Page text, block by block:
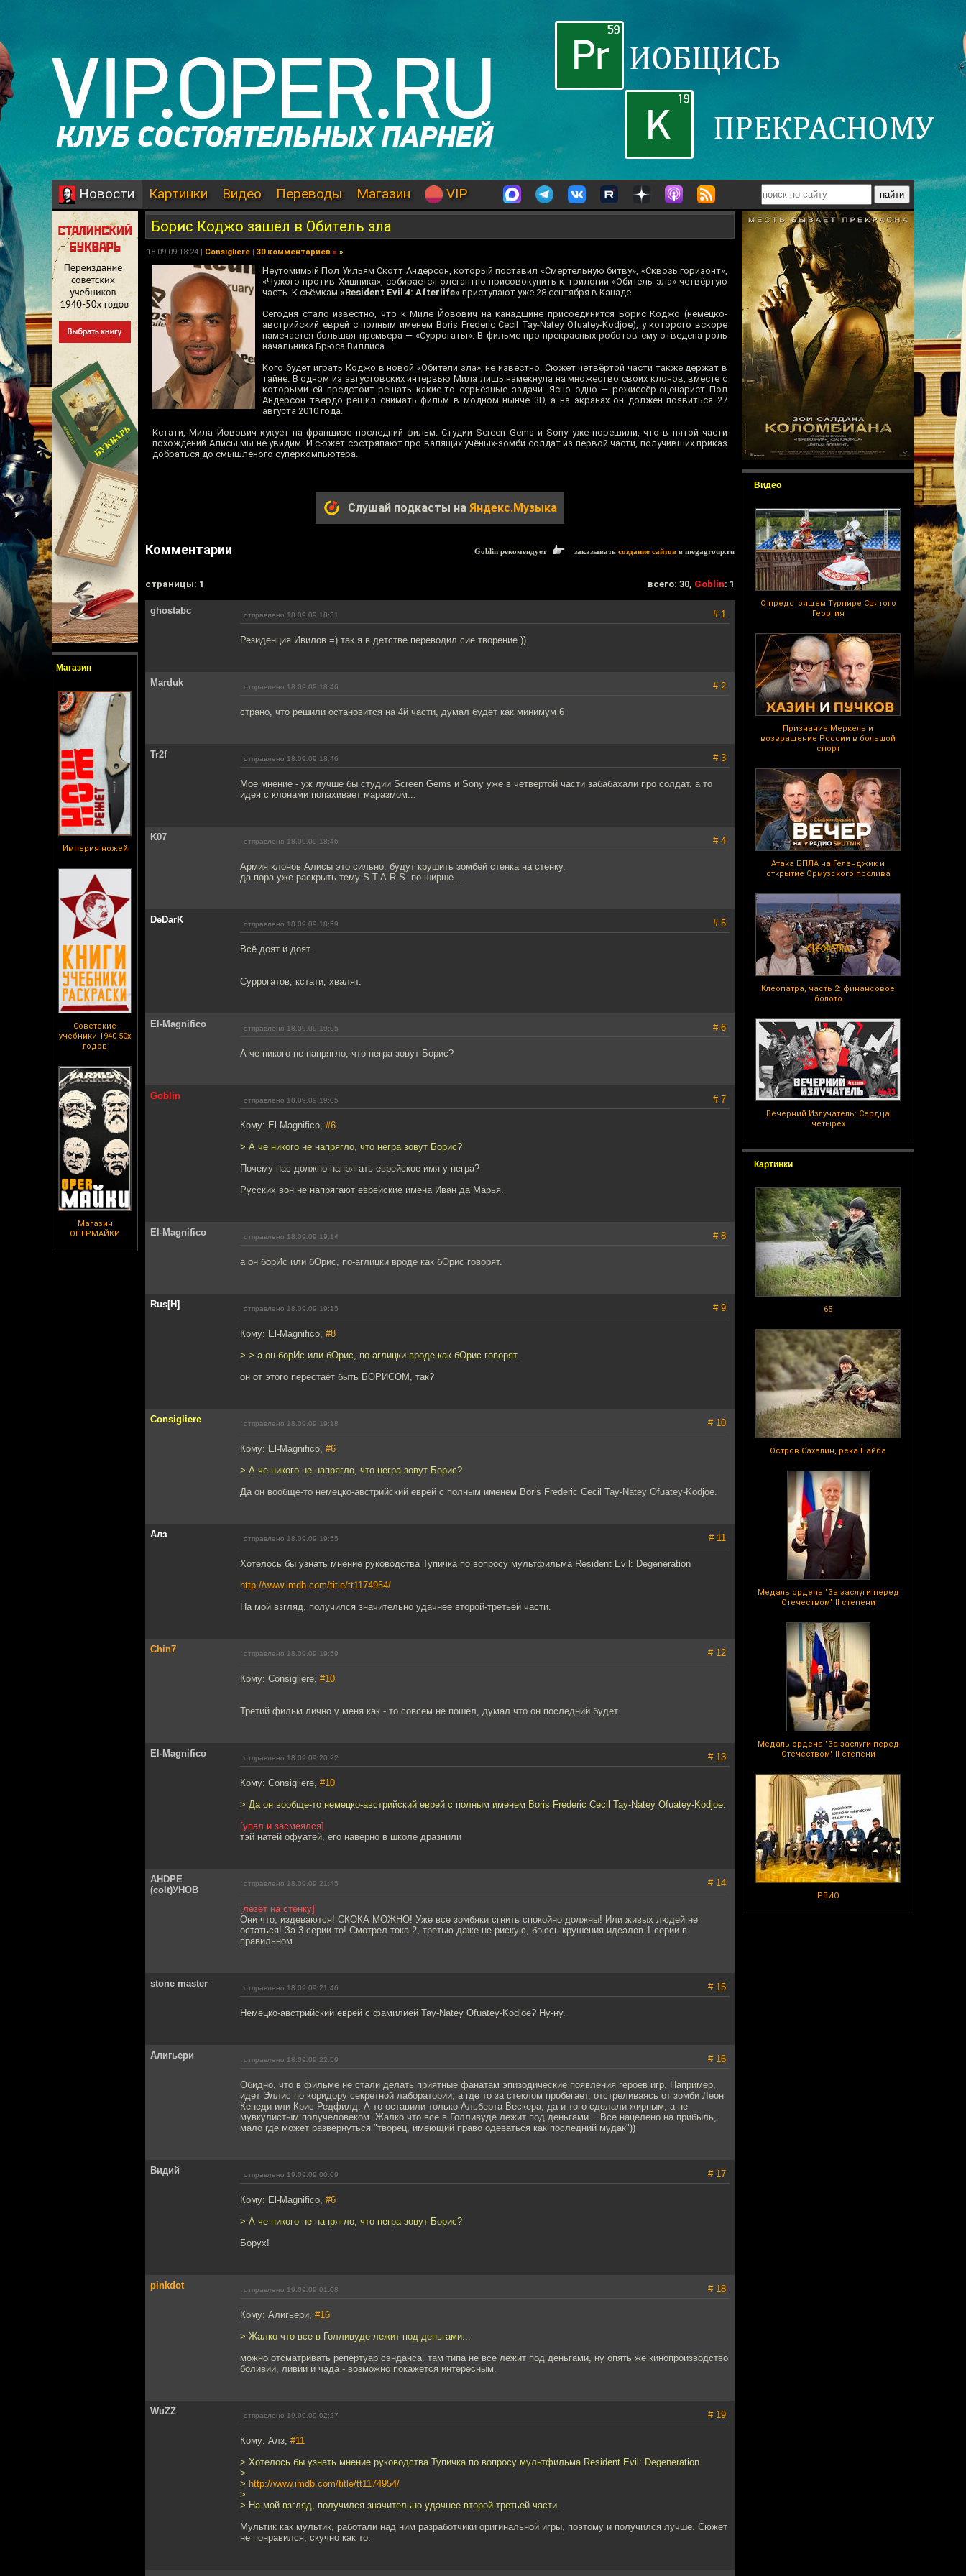
Новости Картинки Видео Переводы Магазин VIP
Магазин
Империя ножей
Советские
учебники 1940-50х
годов
Магазин
ОПЕРМАЙКИ
Видео
О предстоящем Турнире Святого
Георгия
Признание Меркель и
возвращение России в большой
спорт
Атака БПЛА на Геленджик и
открытие Ормузского пролива
Клеопатра, часть 2: финансовое
болото
Вечерний Излучатель: Сердца
четырех
Картинки
65
Остров Сахалин, река Найба
Медаль ордена "За заслуги перед
Отечеством" II степени
Медаль ордена "За заслуги перед
Отечеством" II степени
РВИО
Борис Коджо зашёл в Обитель зла
18.09.09 18:24 | Consigliere | 30 комментариев » »
Неутомимый Пол Уильям Скотт Андерсон, который поставил «Смертельную битву», «Сквозь горизонт»,
«Чужого против Хищника», собирается элегантно присовокупить к трилогии «Обитель зла» четвёртую
часть. К съёмкам «Resident Evil 4: Afterlife» приступают уже 28 сентября в Канаде.
Сегодня стало известно, что к Миле Йовович на канадщине присоединится Борис Коджо (немецко-
австрийский еврей с полным именем Boris Frederic Cecil Tay-Natey Ofuatey-Kodjoe), у которого вскоре
намечается большая премьера — «Суррогаты». В фильме про прекрасных роботов ему отведена роль
начальника Брюса Виллиса.
Кого будет играть Коджо в новой «Обители зла», не известно. Сюжет четвёртой части также держат в
тайне. В одном из августовских интервью Мила лишь намекнула на множество своих клонов, вместе с
которыми ей предстоит решать какие-то серьёзные задачи. Ясно одно — режиссёр-сценарист Пол
Андерсон твёрдо решил снимать фильм в модном нынче 3D, а на экранах он должен появиться 27
августа 2010 года.
Кстати, Мила Йовович кукует на франшизе последний фильм. Студии Screen Gems и Sony уже порешили, что в пятой части
похождений Алисы мы не увидим. И сюжет состряпают про валящих учёных-зомби солдат из первой части, получивших приказ
добраться до смышлёного суперкомпьютера.
Слушай подкасты на Яндекс.Музыка
Комментарии Goblin рекомендует заказывать создание сайтов в megagroup.ru
cтраницы: 1 всего: 30, Goblin: 1
ghostabc отправлено 18.09.09 18:31 # 1
Резиденция Ивилов =) так я в детстве переводил сие творение ))
Marduk отправлено 18.09.09 18:46 # 2
страно, что решили остановится на 4й части, думал будет как минимум 6
Tr2f отправлено 18.09.09 18:46 # 3
Мое мнение - уж лучше бы студии Screen Gems и Sony уже в четвертой части забабахали про солдат, а то
идея с клонами попахивает маразмом...
K07 отправлено 18.09.09 18:46 # 4
Армия клонов Алисы это сильно. будут крушить зомбей стенка на стенку.
да пора уже раскрыть тему S.T.A.R.S. по ширше...
DeDarK отправлено 18.09.09 18:59 # 5
Всё доят и доят.
Суррогатов, кстати, хвалят.
El-Magnifico отправлено 18.09.09 19:05 # 6
А че никого не напрягло, что негра зовут Борис?
Goblin отправлено 18.09.09 19:05 # 7
Кому: El-Magnifico, #6
> А че никого не напрягло, что негра зовут Борис?
Почему нас должно напрягать еврейское имя у негра?
Русских вон не напрягают еврейские имена Иван да Марья.
El-Magnifico отправлено 18.09.09 19:14 # 8
а он борИс или бОрис, по-аглицки вроде как бОрис говорят.
Rus[H] отправлено 18.09.09 19:15 # 9
Кому: El-Magnifico, #8
> > а он борИс или бОрис, по-аглицки вроде как бОрис говорят.
он от этого перестаёт быть БОРИСОМ, так?
Consigliere отправлено 18.09.09 19:18 # 10
Кому: El-Magnifico, #6
> А че никого не напрягло, что негра зовут Борис?
Да он вообще-то немецко-австрийский еврей с полным именем Boris Frederic Cecil Tay-Natey Ofuatey-Kodjoe.
Алз отправлено 18.09.09 19:55 # 11
Хотелось бы узнать мнение руководства Тупичка по вопросу мультфильма Resident Evil: Degeneration
http://www.imdb.com/title/tt1174954/
На мой взгляд, получился значительно удачнее второй-третьей части.
Chin7 отправлено 18.09.09 19:59 # 12
Кому: Consigliere, #10
Третий фильм лично у меня как - то совсем не пошёл, думал что он последний будет.
El-Magnifico отправлено 18.09.09 20:22 # 13
Кому: Consigliere, #10
> Да он вообще-то немецко-австрийский еврей с полным именем Boris Frederic Cecil Tay-Natey Ofuatey-Kodjoe.
[упал и засмеялся]
тэй натей офуатей, его наверно в школе дразнили
AHDPE
(colt)УНОВ
отправлено 18.09.09 21:45 # 14
[лезет на стенку]
Они что, издеваются! СКОКА МОЖНО! Уже все зомбяки сгнить спокойно должны! Или живых людей не
остаться! За 3 серии то! Смотрел тока 2, третью даже не рискую, боюсь крушения идеалов-1 серии в
правильном.
stone master отправлено 18.09.09 21:46 # 15
Немецко-австрийский еврей с фамилией Tay-Natey Ofuatey-Kodjoe? Ну-ну.
Алигьери отправлено 18.09.09 22:59 # 16
Обидно, что в фильме не стали делать приятные фанатам эпизодические появления героев игр. Например,
идет Эллис по коридору секретной лаборатории, а где то за стеклом пробегает, отстреливаясь от зомби Леон
Кенеди или Крис Редфилд. А то оставили только Альберта Вескера, да и того сделали жирным, а не
мувкулистым получеловеком. Жалко что все в Голливуде лежит под деньгами... Все нацелено на прибыль,
мало где может развернуться "творец, имеющий право одеваться как последний мудак"))
Видий отправлено 19.09.09 00:09 # 17
Кому: El-Magnifico, #6
> А че никого не напрягло, что негра зовут Борис?
Борух!
pinkdot отправлено 19.09.09 01:08 # 18
Кому: Алигьери, #16
> Жалко что все в Голливуде лежит под деньгами...
можно отсматривать репертуар сэнданса. там типа не все лежит под деньгами, ну опять же кинопроизводство
боливии, ливии и чада - возможно покажется интересным.
WuZZ отправлено 19.09.09 02:27 # 19
Кому: Алз, #11
> Хотелось бы узнать мнение руководства Тупичка по вопросу мультфильма Resident Evil: Degeneration
>
> http://www.imdb.com/title/tt1174954/
>
> На мой взгляд, получился значительно удачнее второй-третьей части.
Мультик как мультик, работали над ним разработчики оригинальной игры, поэтому и получился лучше. Сюжет
не понравился, скучно как то.